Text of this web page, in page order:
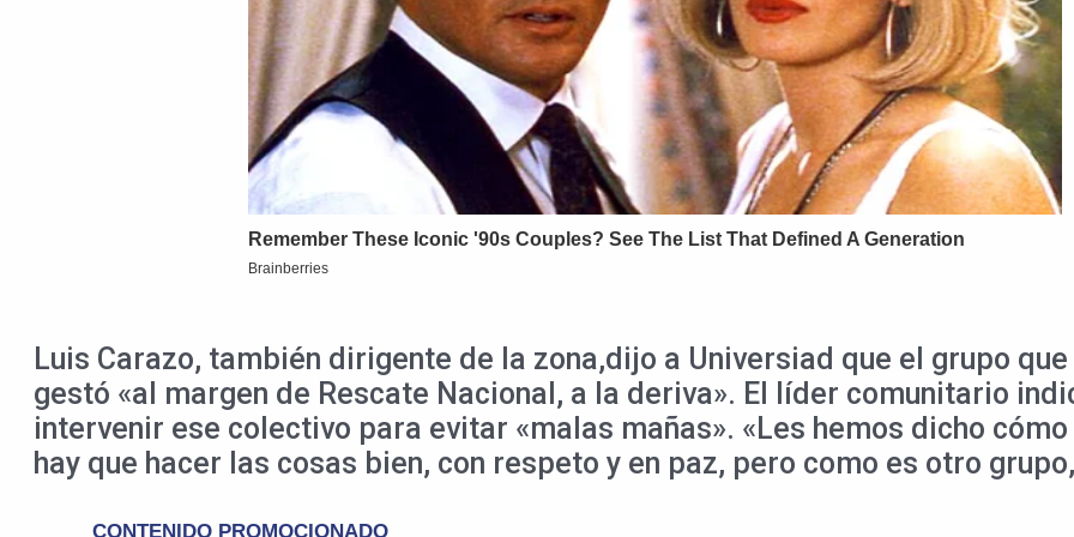
Luis Carazo, también dirigente de la zona,dijo a Universiad que el grupo
gestó «al margen de Rescate Nacional, a la deriva». El líder comunitario
intervenir ese colectivo para evitar «malas mañas». «Les hemos dicho
hay que hacer las cosas bien, con respeto y en paz, pero como es otro